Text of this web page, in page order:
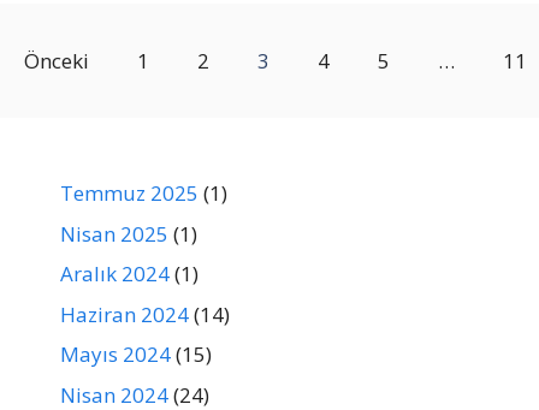
Önceki 1 2 3 4 5 … 11
Temmuz 2025 (1)
Nisan 2025 (1)
Aralık 2024(1)
Haziran 2024(14)
Mayıs 2024(15)
Nisan 2024(24)